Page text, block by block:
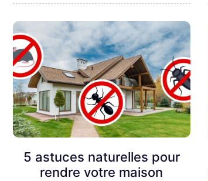
5 astuces naturelles pour
rendre votre maison